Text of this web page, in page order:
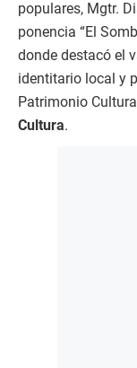
populares, Mgtr.
ponencia “El
donde destacó el
identitario local y
Patrimonio
Cultura.